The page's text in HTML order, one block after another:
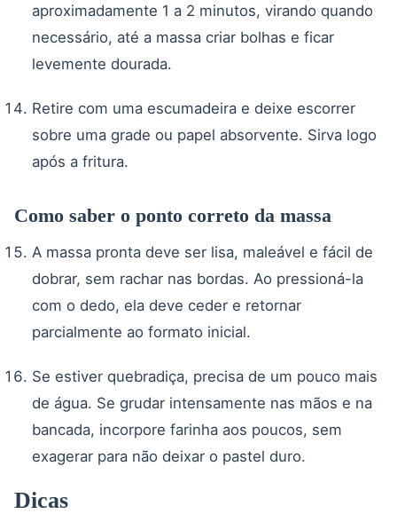
aproximadamente 1 a 2 minutos, virando quando
necessário, até a massa criar bolhas e ficar
levemente dourada.
Retire com uma escumadeira e deixe escorrer
sobre uma grade ou papel absorvente. Sirva logo
após a fritura.
Como saber o ponto correto da massa
A massa pronta deve ser lisa, maleável e fácil de
dobrar, sem rachar nas bordas. Ao pressioná-la
com o dedo, ela deve ceder e retornar
parcialmente ao formato inicial.
Se estiver quebradiça, precisa de um pouco mais
de água. Se grudar intensamente nas mãos e na
bancada, incorpore farinha aos poucos, sem
exagerar para não deixar o pastel duro.
Dicas